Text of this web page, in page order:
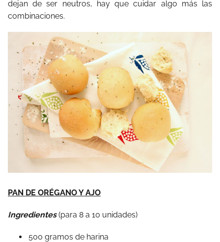
dejan de ser neutros, hay que cuidar algo más las
combinaciones.
PAN DE ORÉGANO Y AJO
Ingredientes(para 8 a 10 unidades)
500 gramos de harina